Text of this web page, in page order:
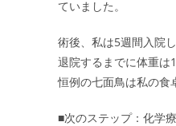
ていました。
術後、私は5週間入院
退院するまでに体重は
恒例の七面鳥は私の食
■次のステップ：化学